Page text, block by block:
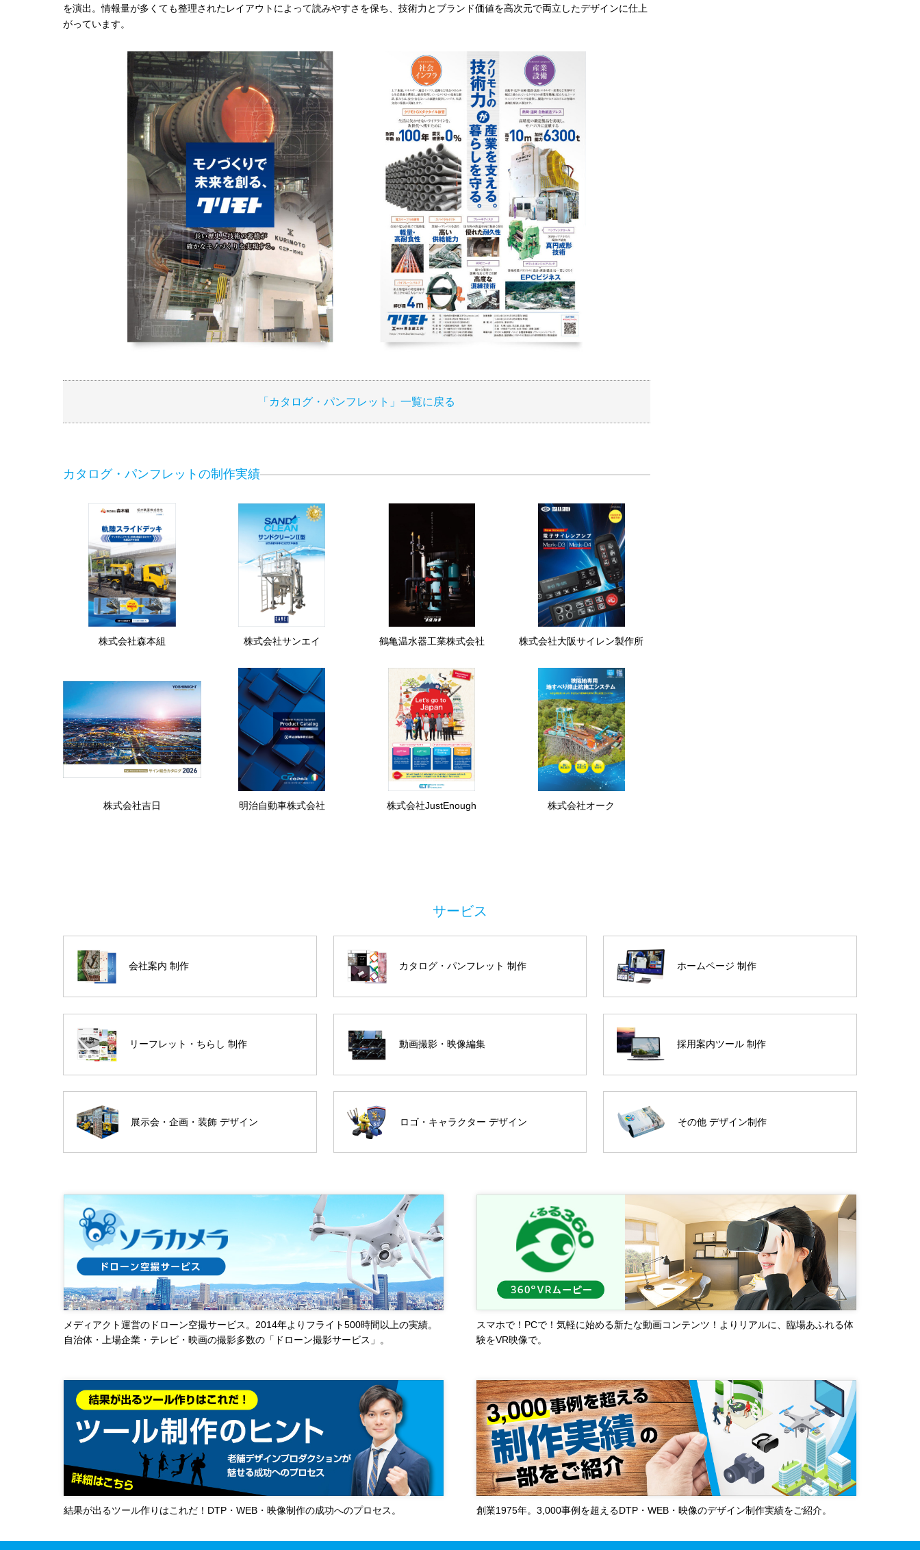
を演出。情報量が多くても整理されたレイアウトによって読みやすさを保ち、技術力とブランド価値を高次元で両立したデザインに仕上
がっています。
「カタログ・パンフレット」一覧に戻る
カタログ・パンフレットの制作実績
株式会社森本組 株式会社サンエイ 鶴亀温水器工業株式会社 株式会社大阪サイレン製作所
株式会社吉日 明治自動車株式会社 株式会社JustEnough 株式会社オーク
会社案内 制作 カタログ・パンフレット 制作 ホームページ 制作
リーフレット・ちらし 制作 動画撮影・映像編集 採用案内ツール 制作
展示会・企画・装飾 デザイン ロゴ・キャラクター デザイン その他 デザイン制作
メディアクト運営のドローン空撮サービス。2014年よりフライト500時間以上の実績。
自治体・上場企業・テレビ・映画の撮影多数の「ドローン撮影サービス」。
スマホで！PCで！気軽に始める新たな動画コンテンツ！よりリアルに、臨場あふれる体
験をVR映像で。
結果が出るツール作りはこれだ！DTP・WEB・映像制作の成功へのプロセス。 創業1975年。3,000事例を超えるDTP・WEB・映像のデザイン制作実績をご紹介。